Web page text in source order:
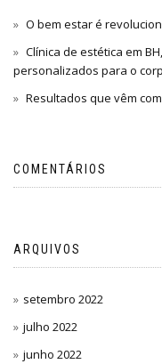
O bem estar é
Clínica de estética em
personalizados para o
Resultados que vêm
COMENTÁRIOS
ARQUIVOS
setembro 2022
julho 2022
junho 2022